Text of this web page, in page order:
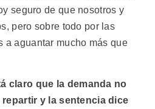
seguro de que nosotros y
pero sobre todo por las
aguantar mucho más que
claro que la demanda no
y la sentencia dice